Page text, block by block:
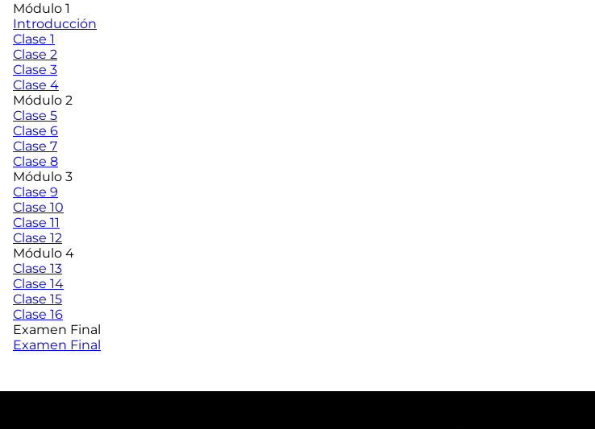
Módulo 1
Introducción
Clase 1
Clase 2
Clase 3
Clase 4
Módulo 2
Clase 5
Clase 6
Clase 7
Clase 8
Módulo 3
Clase 9
Clase 10
Clase 11
Clase 12
Módulo 4
Clase 13
Clase 14
Clase 15
Clase 16
Examen Final
Examen Final